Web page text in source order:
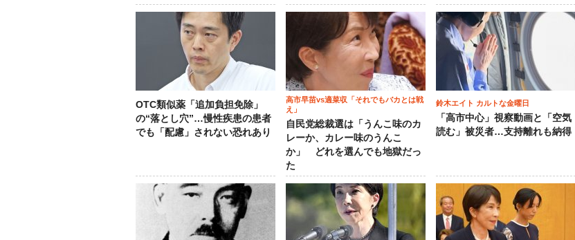
OTC類似薬「追加負担免除」
の“落とし穴”…慢性疾患の患者
でも「配慮」されない恐れあり
高市早苗vs適菜収「それでもバカとは戦
え」
自民党総裁選は「うんこ味のカ
レーか、カレー味のうんこ
か」 どれを選んでも地獄だっ
た
鈴木エイト カルトな金曜日
「高市中心」視察動画と「空気
読む」被災者…支持離れも納得